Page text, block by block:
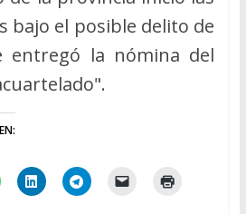
bajo el posible delito de
entregó la nómina del